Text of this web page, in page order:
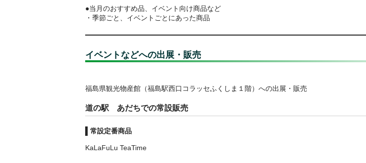
●当月のおすすめ品、イベント向け商品など
・季節ごと、イベントごとにあった商品
イベントなどへの出展・販売
福島県観光物産館（福島駅西口コラッセふくしま１階）への出展・販売
道の駅 あだちでの常設販売
常設定番商品
KaLaFuLu TeaTime